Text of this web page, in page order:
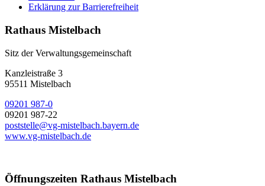
Erklärung zur Barrierefreiheit
Rathaus Mistelbach
Sitz der Verwaltungsgemeinschaft
Kanzleistraße 3
95511 Mistelbach
09201 987-0
09201 987-22
poststelle@vg-mistelbach.bayern.de
www.vg-mistelbach.de
Öffnungszeiten Rathaus Mistelbach